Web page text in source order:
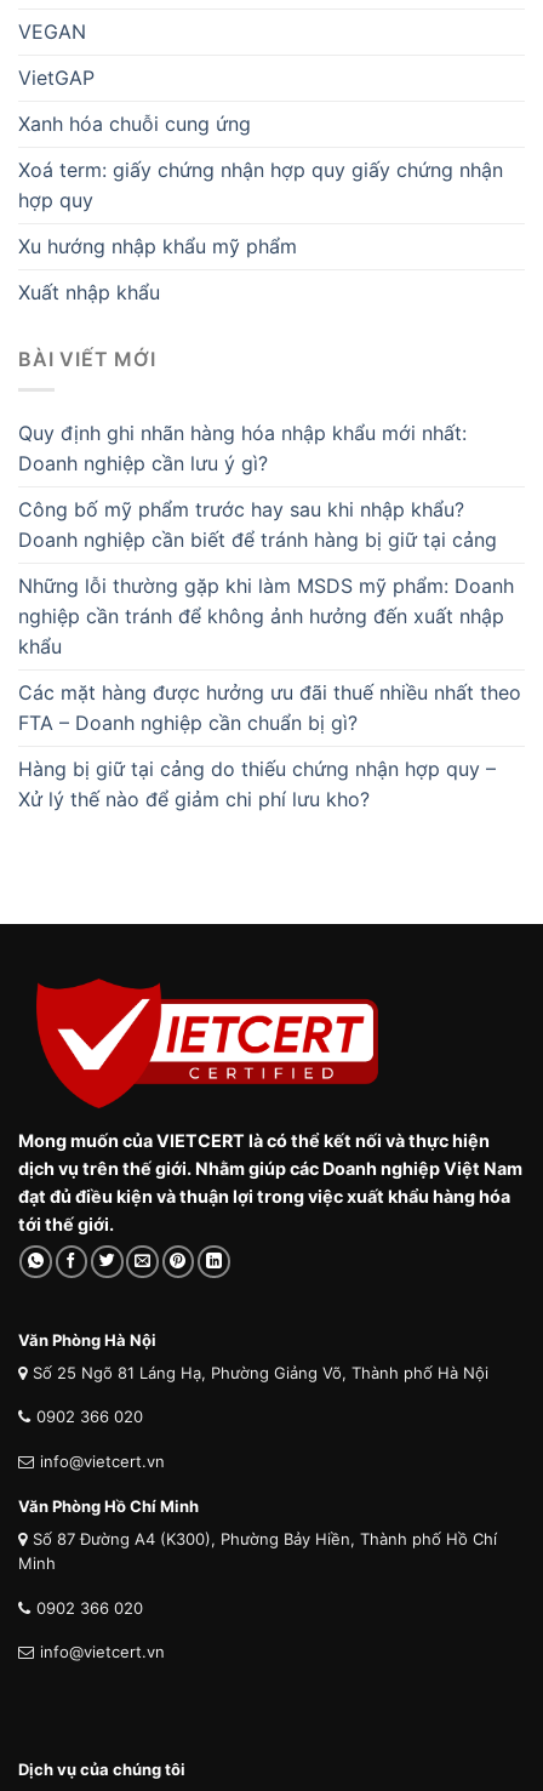
VEGAN
VietGAP
Xanh hóa chuỗi cung ứng
Xoá term: giấy chứng nhận hợp quy giấy chứng nhận
hợp quy
Xu hướng nhập khẩu mỹ phẩm
Xuất nhập khẩu
BÀI VIẾT MỚI
Quy định ghi nhãn hàng hóa nhập khẩu mới nhất:
Doanh nghiệp cần lưu ý gì?
Công bố mỹ phẩm trước hay sau khi nhập khẩu?
Doanh nghiệp cần biết để tránh hàng bị giữ tại cảng
Những lỗi thường gặp khi làm MSDS mỹ phẩm: Doanh
nghiệp cần tránh để không ảnh hưởng đến xuất nhập
khẩu
Các mặt hàng được hưởng ưu đãi thuế nhiều nhất theo
FTA – Doanh nghiệp cần chuẩn bị gì?
Hàng bị giữ tại cảng do thiếu chứng nhận hợp quy –
Xử lý thế nào để giảm chi phí lưu kho?
Mong muốn của VIETCERT là có thể kết nối và thực hiện
dịch vụ trên thế giới. Nhằm giúp các Doanh nghiệp Việt Nam
đạt đủ điều kiện và thuận lợi trong việc xuất khẩu hàng hóa
tới thế giới.
Văn Phòng Hà Nội
Số 25 Ngõ 81 Láng Hạ, Phường Giảng Võ, Thành phố Hà Nội
0902 366 020
info@vietcert.vn
Văn Phòng Hồ Chí Minh
Số 87 Đường A4 (K300), Phường Bảy Hiền, Thành phố Hồ Chí
Minh
0902 366 020
info@vietcert.vn
Dịch vụ của chúng tôi